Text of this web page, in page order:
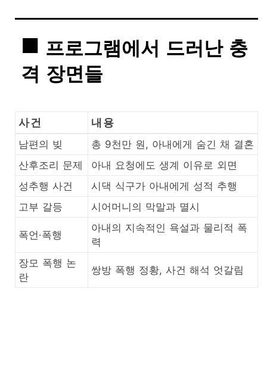
프로그램에서 드러난 충
격 장면들
사건 내용
남편의 빚
총 9천만 원, 아내에게 숨긴 채 결혼
산후조리 문제
아내 요청에도 생계 이유로 외면
성추행 사건
시댁 식구가 아내에게 성적 추행
고부 갈등
시어머니의 막말과 멸시
폭언·폭행
아내의 지속적인 욕설과 물리적 폭
력
장모 폭행 논
란
쌍방 폭행 정황, 사건 해석 엇갈림